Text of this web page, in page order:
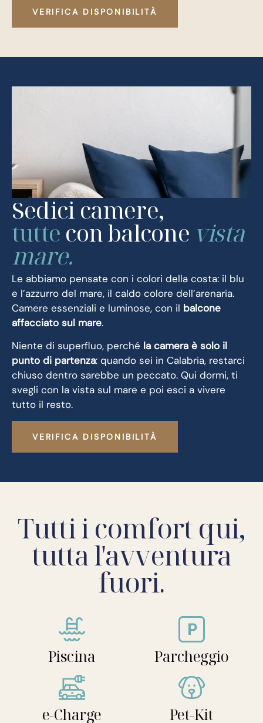
VERIFICA DISPONIBILITÀ
Sedici camere,
tutte con balcone vista
mare.
Le abbiamo pensate con i colori della costa: il blu
e l’azzurro del mare, il caldo colore dell’arenaria.
Camere essenziali e luminose, con il balcone
affacciato sul mare.
Niente di superfluo, perché la camera è solo il
punto di partenza: quando sei in Calabria, restarci
chiuso dentro sarebbe un peccato. Qui dormi, ti
svegli con la vista sul mare e poi esci a vivere
tutto il resto.
VERIFICA DISPONIBILITÀ
Tutti i comfort qui,
tutta l'avventura
fuori.
Piscina Parcheggio
e-Charge Pet-Kit